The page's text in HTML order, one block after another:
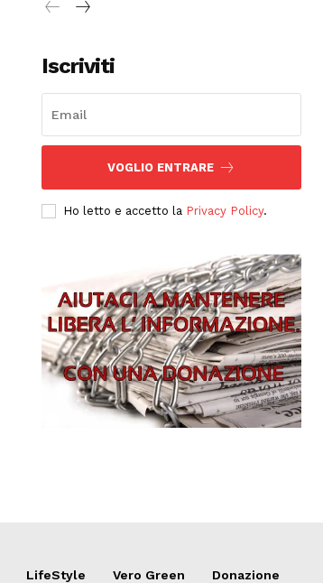
Iscriviti
VOGLIO ENTRARE
Ho letto e accetto la Privacy Policy.
LifeStyle Vero Green Donazione